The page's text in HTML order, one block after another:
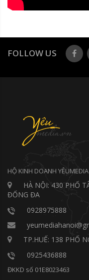
FOLLOW US
HỘ KINH DOANH
HÀ NỘI: 430 PHỐ
ĐỐNG ĐA
0928975888
TP.HUẾ: 138 PHỐ
0925436888
ĐKKD số 01E8023463